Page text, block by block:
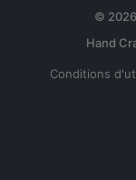
©
Conditions